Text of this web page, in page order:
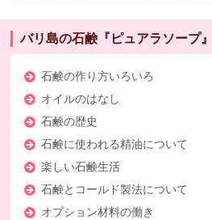
バリ島の石鹸『ピュアラソープ
石鹸の作り方いろいろ
オイルのはなし
石鹸の歴史
石鹸に使われる精油について
楽しい石鹸生活
石鹸とコールド製法について
オプション材料の働き